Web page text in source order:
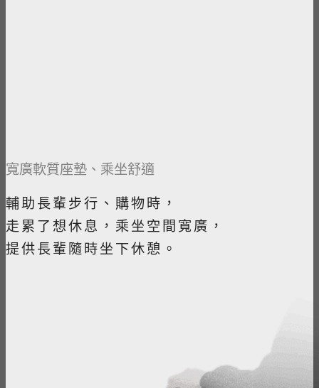
寬廣軟質座墊、乘坐舒適
輔助長輩步行、購物時，
走累了想休息，乘坐空間寬廣，
提供長輩隨時坐下休憩。